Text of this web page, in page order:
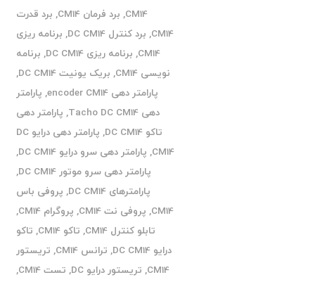
CM14
, برد فرمان CM14 , برد قدرت
CM14
, برد کنترل DC CM14 , برنامه ریزی
CM14
, برنامه ریزی DC CM14 , برنامه
نویسی CM14
, بریک یونیت DC CM14
,
پارامتر دهی encoder CM14
, پارامتر
دهی Tacho DC CM14
, پارامتر دهی
تاکو DC CM14
,
پارامتر دهی درایو DC
CM14
, پارامتر دهی سرو درایو DC CM14
,
پارامتر دهی سرو موتور DC CM14
,
پارامترهای DC CM14
, پروفی باس
CM14
, پروفی نت CM14 , پروگرام CM14
,
تابلو کنترل CM14
, تاکو CM14 , تاکو
درایو DC CM14
, ترانس CM14 , تریستور
CM14
, تریستور درایو DC , تست CM14
,